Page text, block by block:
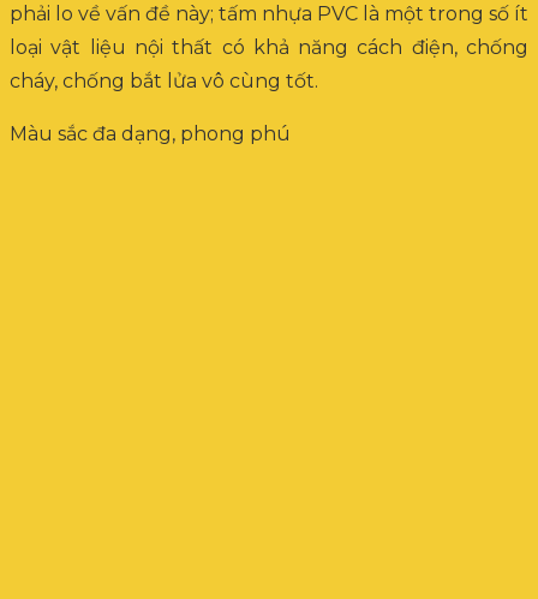
phải lo về vấn đề này; tấm nhựa PVC là một trong số ít
loại vật liệu nội thất có khả năng cách điện, chống
cháy, chống bắt lửa vô cùng tốt.
Màu sắc đa dạng, phong phú